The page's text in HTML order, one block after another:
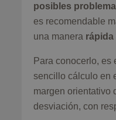
posibles
es recomendable
una manera rápida
Para conocerlo, es
sencillo cálculo en
margen orientativo
desviación, con